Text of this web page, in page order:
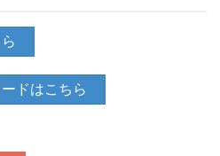
ドはこちら